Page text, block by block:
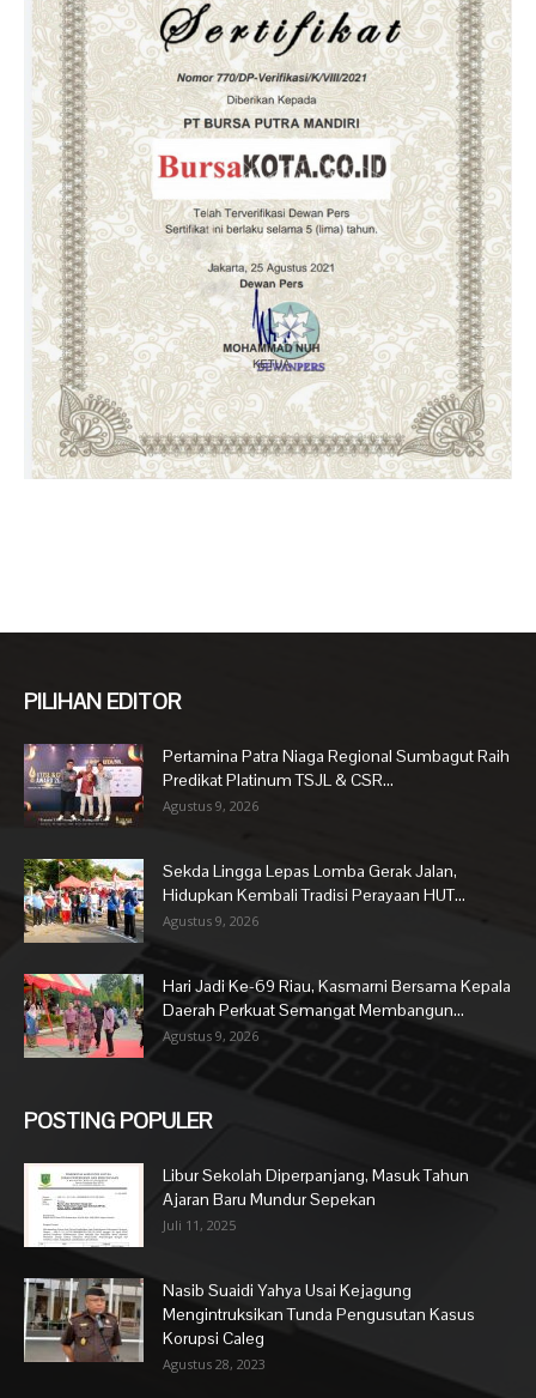
PILIHAN EDITOR
Pertamina Patra Niaga Regional Sumbagut Raih
Predikat Platinum TSJL & CSR...
Agustus 9, 2026
Sekda Lingga Lepas Lomba Gerak Jalan,
Hidupkan Kembali Tradisi Perayaan HUT...
Agustus 9, 2026
Hari Jadi Ke-69 Riau, Kasmarni Bersama Kepala
Daerah Perkuat Semangat Membangun...
Agustus 9, 2026
POSTING POPULER
Libur Sekolah Diperpanjang, Masuk Tahun
Ajaran Baru Mundur Sepekan
Juli 11, 2025
Nasib Suaidi Yahya Usai Kejagung
Mengintruksikan Tunda Pengusutan Kasus
Korupsi Caleg
Agustus 28, 2023